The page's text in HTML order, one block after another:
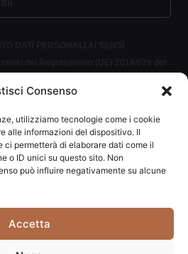
Consenso
utilizziamo tecnologie come i cookie
alle informazioni del dispositivo. Il
ci permetterà di elaborare dati come il
o ID unici su questo sito. Non
può influire negativamente su alcune
Accetta
con riguardo al trattamento dei dati
NEWSLETTER